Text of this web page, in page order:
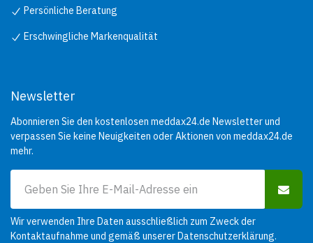
Persönliche Beratung
Erschwingliche Markenqualität
Newsletter
Abonnieren Sie den kostenlosen meddax24.de Newsletter und
verpassen Sie keine Neuigkeiten oder Aktionen von meddax24.de
mehr.
Wir verwenden Ihre Daten ausschließlich zum Zweck der
Kontaktaufnahme und gemäß unsererDatenschutzerklärung.